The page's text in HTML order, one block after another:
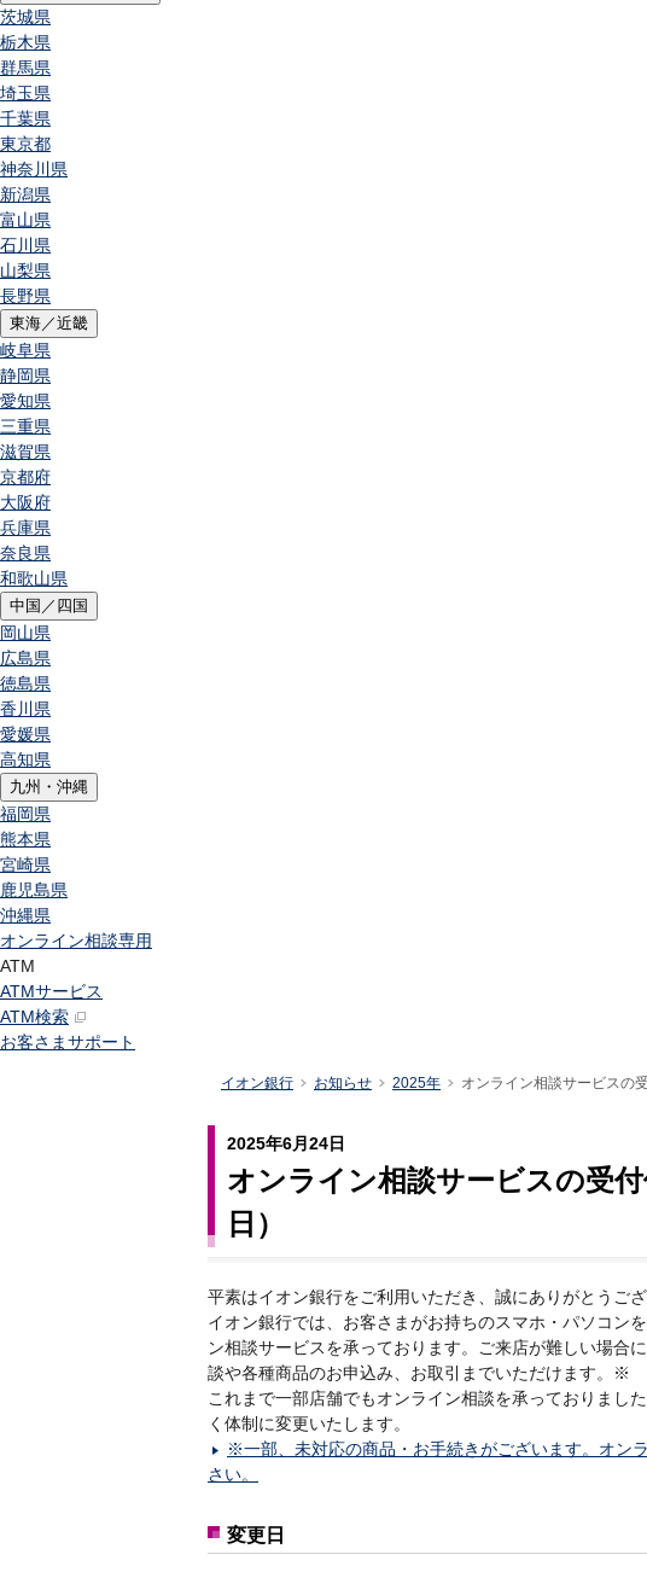
茨城県
栃木県
群馬県
埼玉県
千葉県
東京都
神奈川県
新潟県
富山県
石川県
山梨県
長野県
東海／近畿
岐阜県
静岡県
愛知県
三重県
滋賀県
京都府
大阪府
兵庫県
奈良県
和歌山県
中国／四国
岡山県
広島県
徳島県
香川県
愛媛県
高知県
九州・沖縄
福岡県
熊本県
宮崎県
鹿児島県
沖縄県
オンライン相談専用
ATM
ATMサービス
ATM検索
お客さまサポート
イオン銀行 お知らせ 2025年 オンライン相談サービスの
2025年6月24日
オンライン相談サービスの受
日）
平素はイオン銀行をご利用いただき、誠にありがとうござ
イオン銀行では、お客さまがお持ちのスマホ・パソコン
ン相談サービスを承っております。ご来店が難しい場合
談や各種商品のお申込み、お取引までいただけます。※
これまで一部店舗でもオンライン相談を承っておりまし
く体制に変更いたします。
※一部、未対応の商品・お手続きがございます。オン
さい。
変更日